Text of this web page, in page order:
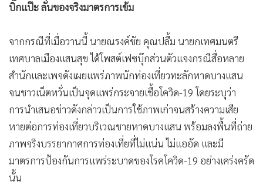
• Special Scoop
• จีน
• ชุมชน-คุณภาพชีวิต
• อาชญากรรม
Motoring
เกม
วิทยาศาสตร์
• SMEs
• หุ้น
บิ๊กแป๊ะ ลั่นของจริงมาตรการเข้ม
จากกรณีที่เมื่อวานนี้ นายณรงค์ชัย คุณ​ปลื้ม​ นายก​เทศมนตรี​
เทศบาลเมืองแสนสุข ได้โพสต์เฟซบุ๊กส่วนตัวแจงกรณีสื่อหลาย
สำนักและ​เพจดังเผยแพร่ภาพนักท่องเที่ยวทะลักหาดบางแสน
จนชาวเน็ตหวั่นเป็นจุดแพร่กระจายเชื้อโควิด-19 โดยระบุว่า
การนำเสนอข่าวดังกล่าวเป็นการใช้ภาพเก่าจนสร้างความเสีย
หายต่อการท่องเที่ยวบริเวณชายหาดบางแสน พร้อมลงพื้นที่ถ่าย
ภาพจริงบรรยากาศการท่องเที่ยที่ไม่แน่น ไม่แออัด และมี
มาตรการป้องกันการแพร่ระบาดของโรคโควิด-19 อย่างเคร่งครัด
นั้น